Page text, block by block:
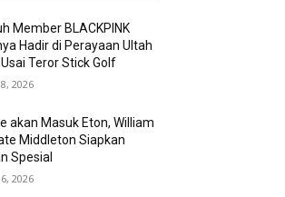
Member BLACKPINK
Hadir di Perayaan Ultah
Teror Stick Golf
2026
akan Masuk Eton, William
Middleton Siapkan
Spesial
2026